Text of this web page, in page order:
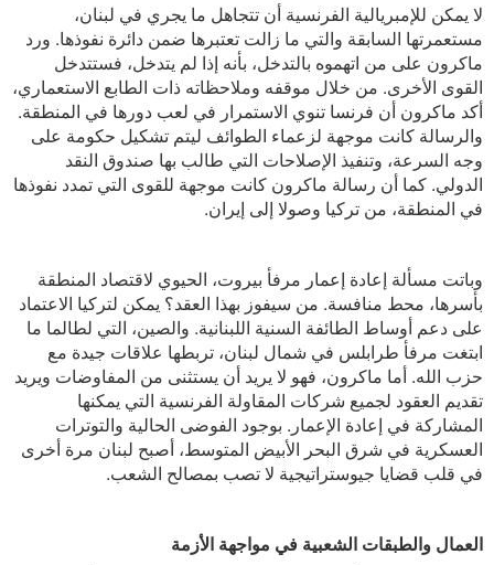
لا يمكن للإمبريالية الفرنسية أن تتجاهل ما يجري في لبنان،
مستعمرتها السابقة والتي ما زالت تعتبرها ضمن دائرة نفوذها. ورد
ماكرون على من اتهموه بالتدخل، بأنه إذا لم يتدخل، فستتدخل
القوى الأخرى. من خلال موقفه وملاحظاته ذات الطابع الاستعماري،
أكد ماكرون أن فرنسا تنوي الاستمرار في لعب دورها في المنطقة.
والرسالة كانت موجهة لزعماء الطوائف ليتم تشكيل حكومة على
وجه السرعة، وتنفيذ الإصلاحات التي طالب بها صندوق النقد
الدولي. كما أن رسالة ماكرون كانت موجهة للقوى التي تمدد نفوذها
في المنطقة، من تركيا وصولا إلى إيران.
وباتت مسألة إعادة إعمار مرفأ بيروت، الحيوي لاقتصاد المنطقة
بأسرها، محط منافسة. من سيفوز بهذا العقد؟ يمكن لتركيا الاعتماد
على دعم أوساط الطائفة السنية اللبنانية. والصين، التي لطالما ما
ابتغت مرفأ طرابلس في شمال لبنان، تربطها علاقات جيدة مع
حزب الله. أما ماكرون، فهو لا يريد أن يستثنى من المفاوضات ويريد
تقديم العقود لجميع شركات المقاولة الفرنسية التي يمكنها
المشاركة في إعادة الإعمار. بوجود الفوضى الحالية والتوترات
العسكرية في شرق البحر الأبيض المتوسط، أصبح لبنان مرة أخرى
في قلب قضايا جيوستراتيجية لا تصب بمصالح الشعب.
العمال والطبقات الشعبية في مواجهة الأزمة